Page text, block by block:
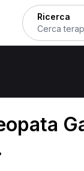
Ricerca
Ferentino